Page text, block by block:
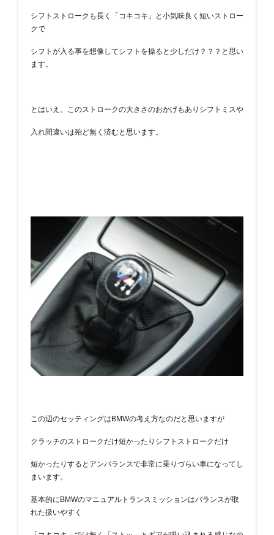
シフトストロークも長く「コキコキ」と小気味良く短いストロー
クで
シフトが入る事を想像してシフトを操ると少しだけ？？？と思い
ます。
とはいえ、このストロークの大きさのおかげもありシフトミスや
入れ間違いは殆ど無く済むと思います。
この辺のセッティングはBMWの考え方なのだと思いますが
クラッチのストロークだけ短かったりシフトストロークだけ
短かったりするとアンバランスで非常に乗りづらい車になってし
まいます。
基本的にBMWのマニュアルトランスミッションはバランスが取
れた扱いやすく